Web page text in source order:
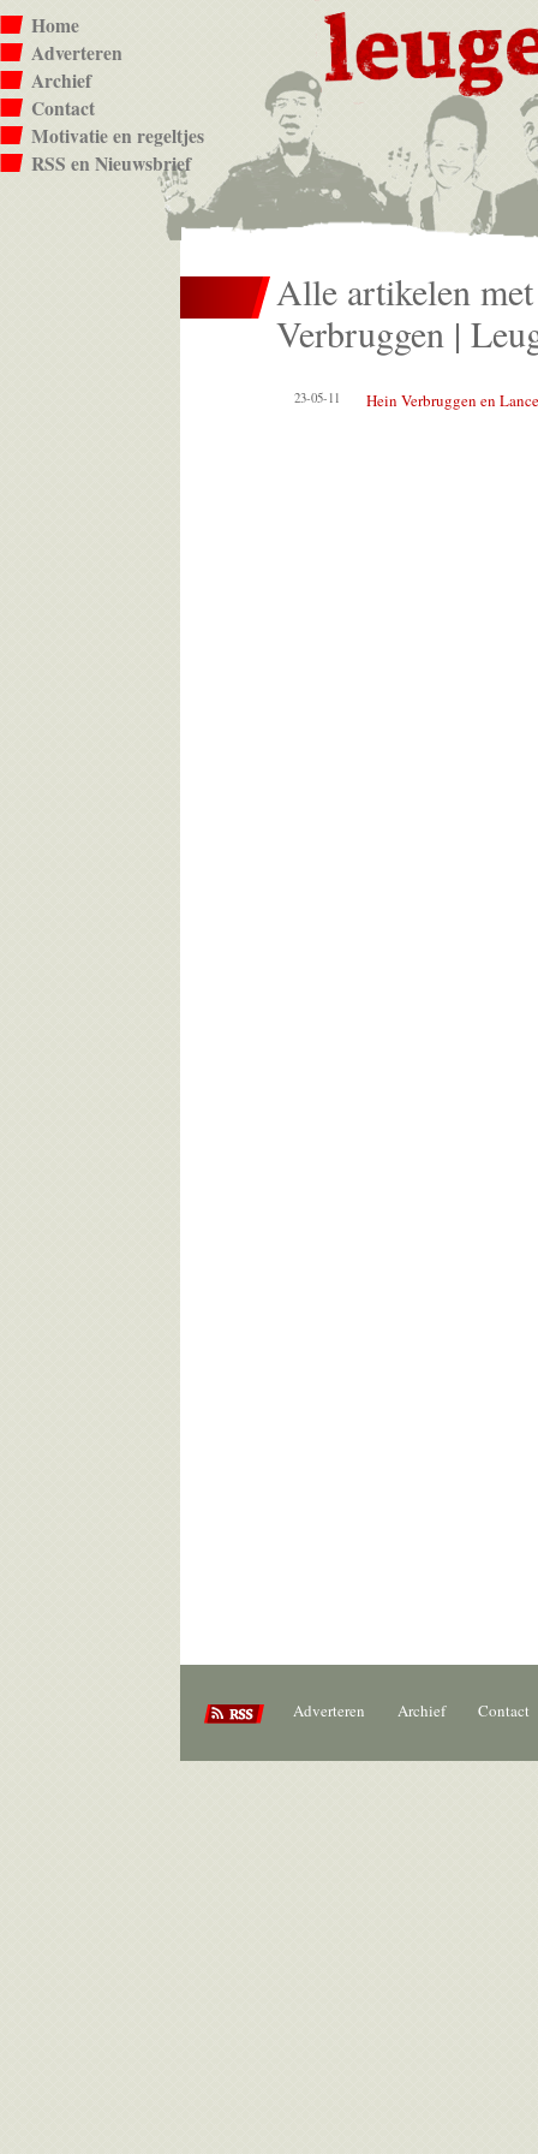
Home
Adverteren
Archief
Contact
Motivatie en regeltjes
RSS en Nieuwsbrief
Alle artikelen
Verbruggen |
23-05-11 Hein Verbruggen en
Adverteren Archief Contact